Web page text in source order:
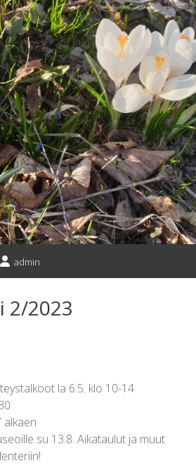
admin
2/2023
la 6.5. klo 10-14
alkaen
su 13.8. Aikataulut ja muut